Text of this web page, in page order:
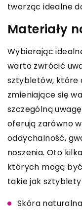
tworząc idealne
Materiały
Wybierając
warto zwrócić
sztybletów, które
zmieniające się
szczególną
oferują zarówno
oddychalność,
noszenia. Oto
których mogą
takie jak
Skóra